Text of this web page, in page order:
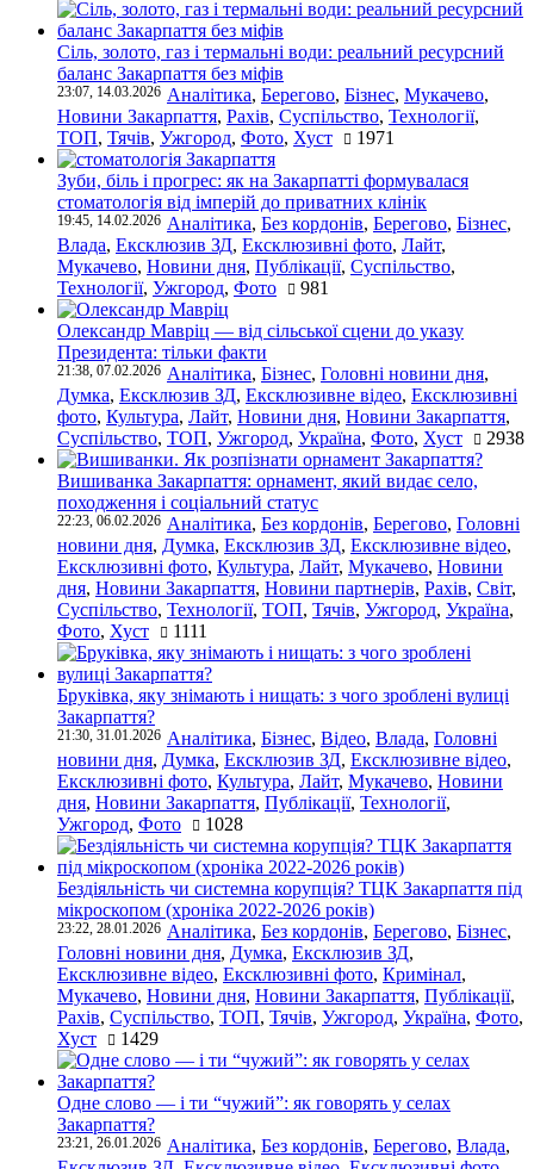
Сіль, золото, газ і термальні води: реальний ресурсний
баланс Закарпаття без міфів
23:07, 14.03.2026 Аналітика, Берегово, Бізнес, Мукачево,
Новини Закарпаття, Рахів, Суспільство, Технології,
ТОП, Тячів, Ужгород, Фото, Хуст 1971
Зуби, біль і прогрес: як на Закарпатті формувалася
стоматологія від імперій до приватних клінік
19:45, 14.02.2026 Аналітика, Без кордонів, Берегово, Бізнес,
Влада, Ексклюзив ЗД, Ексклюзивні фото, Лайт,
Мукачево, Новини дня, Публікації, Суспільство,
Технології, Ужгород, Фото 981
Олександр Мавріц — від сільської сцени до указу
Президента: тільки факти
21:38, 07.02.2026 Аналітика, Бізнес, Головні новини дня,
Думка, Ексклюзив ЗД, Ексклюзивне відео, Ексклюзивні
фото, Культура, Лайт, Новини дня, Новини Закарпаття,
Суспільство, ТОП, Ужгород, Україна, Фото, Хуст 2938
Вишиванка Закарпаття: орнамент, який видає село,
походження і соціальний статус
22:23, 06.02.2026 Аналітика, Без кордонів, Берегово, Головні
новини дня, Думка, Ексклюзив ЗД, Ексклюзивне відео,
Ексклюзивні фото, Культура, Лайт, Мукачево, Новини
дня, Новини Закарпаття, Новини партнерів, Рахів, Світ,
Суспільство, Технології, ТОП, Тячів, Ужгород, Україна,
Фото, Хуст 1111
Бруківка, яку знімають і нищать: з чого зроблені вулиці
Закарпаття?
21:30, 31.01.2026 Аналітика, Бізнес, Відео, Влада, Головні
новини дня, Думка, Ексклюзив ЗД, Ексклюзивне відео,
Ексклюзивні фото, Культура, Лайт, Мукачево, Новини
дня, Новини Закарпаття, Публікації, Технології,
Ужгород, Фото 1028
Бездіяльність чи системна корупція? ТЦК Закарпаття під
мікроскопом (хроніка 2022-2026 років)
23:22, 28.01.2026 Аналітика, Без кордонів, Берегово, Бізнес,
Головні новини дня, Думка, Ексклюзив ЗД,
Ексклюзивне відео, Ексклюзивні фото, Кримінал,
Мукачево, Новини дня, Новини Закарпаття, Публікації,
Рахів, Суспільство, ТОП, Тячів, Ужгород, Україна, Фото,
Хуст
1429
Одне слово — і ти “чужий”: як говорять у селах
Закарпаття?
23:21, 26.01.2026 Аналітика, Без кордонів, Берегово, Влада,